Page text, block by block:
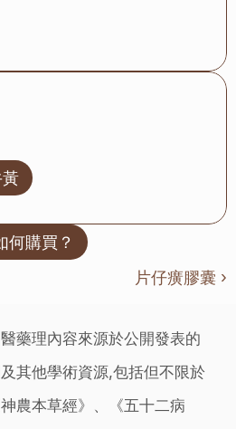
何購買？
片仔癀膠囊 ›
藥理內容來源於公開發表的
其他學術資源,包括但不限於
農本草經》、《五十二病